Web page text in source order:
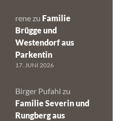
rene zu Familie
Brügge und
Westendorf aus
Parkentin
17. JUNI 2026
Birger Pufahl zu
Familie Severin und
Rungberg aus